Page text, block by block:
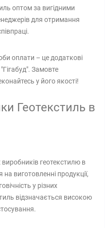
оптом за вигідними
для отримання
оплати – це додаткові
Замовте
у його якості!
Геотекстиль в
геотекстилю в
на виготовленні продукції,
у різних
відзначається високою